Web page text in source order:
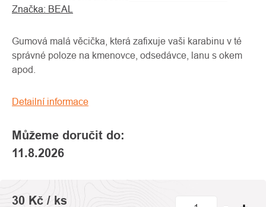
hodnocení
je
0,0
hvězdiček.
Značka: BEAL
Můžeme doručit do:
11.8.2026
Gumová malá věcička, která zafixuje vaši karabinu v té
správné poloze na kmenovce, odsedávce, lanu s okem
apod.
Detailní informace
30 Kč / ks